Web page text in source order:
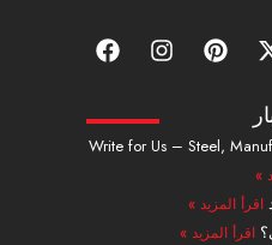
إ
ك
-
ت
و
ي
ت
ر
ب
ي
ي
ت
ا
ن
ج
ر
ف
ي
و
ك
Write for Us – Steel,
»
اقرأ المزيد »
اقرأ المزيد »